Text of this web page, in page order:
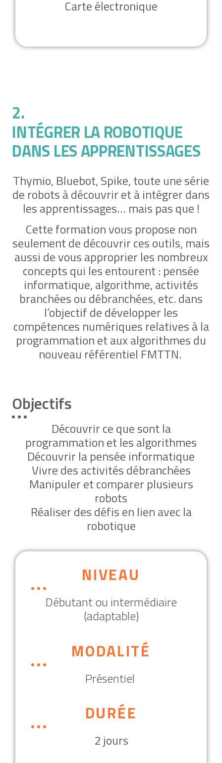
Carte électronique
2.
INTÉGRER LA ROBOTIQUE
DANS LES APPRENTISSAGES
Thymio, Bluebot, Spike, toute une série
de robots à découvrir et à intégrer dans
les apprentissages… mais pas que !
Cette formation vous propose non
seulement de découvrir ces outils, mais
aussi de vous approprier les nombreux
concepts qui les entourent : pensée
informatique, algorithme, activités
branchées ou débranchées, etc. dans
l’objectif de développer les
compétences numériques relatives à la
programmation et aux algorithmes du
nouveau référentiel FMTTN.
Objectifs
Découvrir ce que sont la
programmation et les algorithmes
Découvrir la pensée informatique
Vivre des activités débranchées
Manipuler et comparer plusieurs
robots
Réaliser des défis en lien avec la
robotique
NIVEAU
Débutant ou intermédiaire
(adaptable)
MODALITÉ
Présentiel
DURÉE
2 jours